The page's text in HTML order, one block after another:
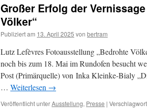
Großer Erfolg der
Völker“
Publiziert am 13. April 2025 von bertram
Lutz Lefèvres Fotoausstellung „Bedrohte
noch bis zum 18. Mai im Rundofen besucht
Post (Primärquelle) von Inka Kleinke-Bialy
… Weiterlesen →
Veröffentlicht unterAusstellung, Presse |